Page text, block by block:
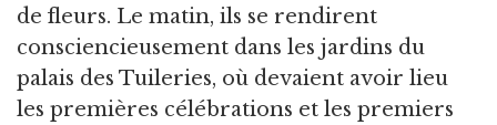
de fleurs. Le matin, ils se rendirent
consciencieusement dans les jardins du
palais des Tuileries, où devaient avoir lieu
les premières célébrations et les premiers